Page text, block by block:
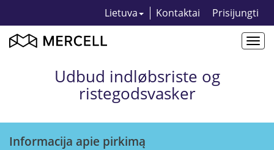
Lietuva Kontaktai Prisijungti
Udbud indløbsriste og
ristegodsvasker
Informacija apie pirkimą